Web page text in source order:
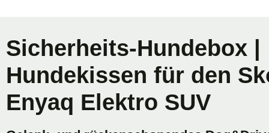
Sicherheits-Hundebox |
Hundekissen für den
Enyaq Elektro SUV